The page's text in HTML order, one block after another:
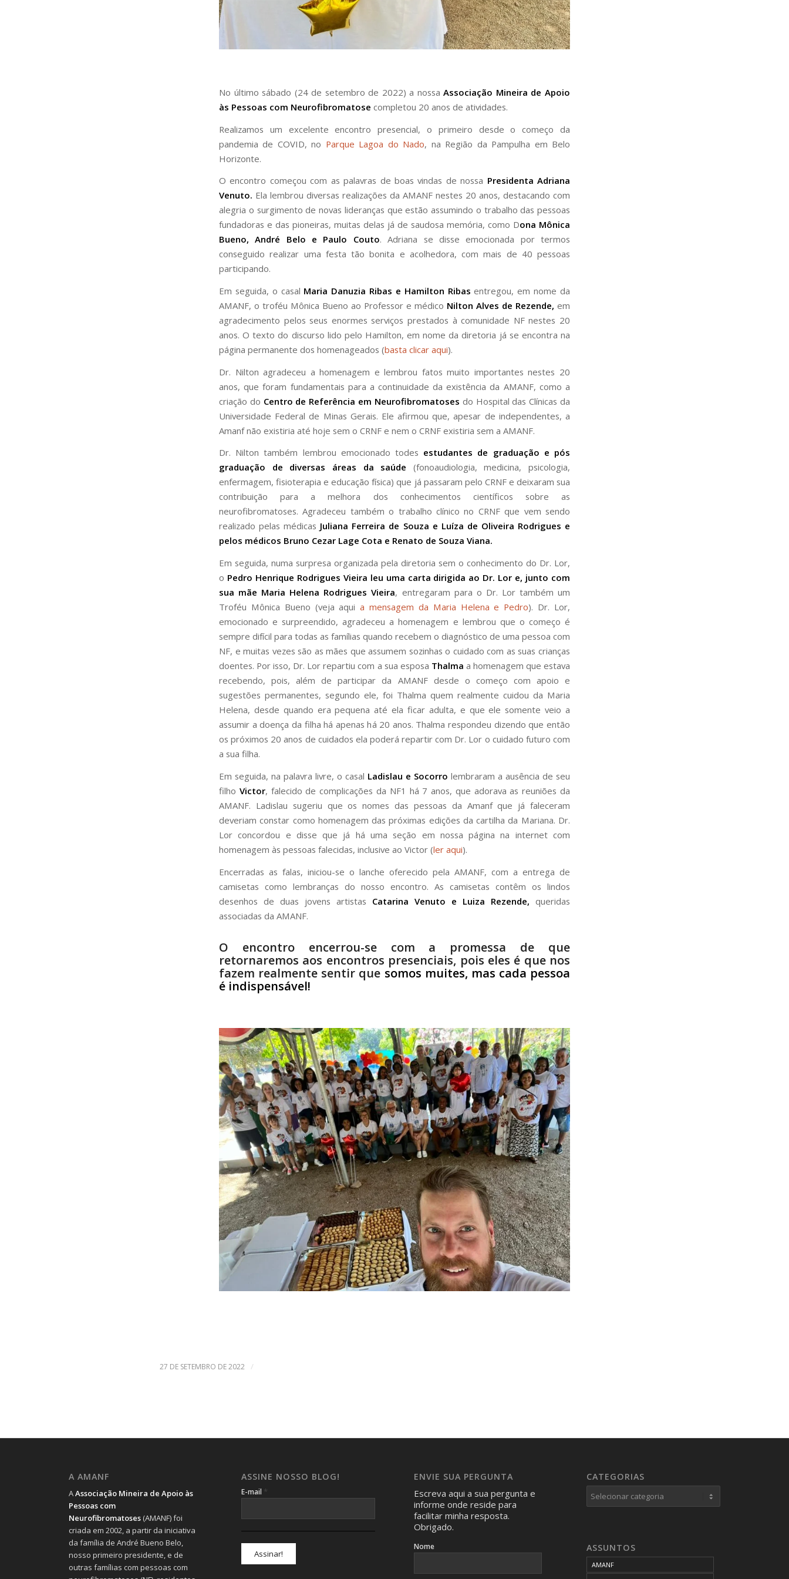
No último sábado (24 de setembro de 2022) a nossaAssociação Mineira de Apoio
às Pessoas com Neurofibromatose completou 20 anos de atividades.
Realizamos um excelente encontro presencial, o primeiro desde o começo da
pandemia de COVID, no Parque Lagoa do Nado, na Região da Pampulha em Belo
Horizonte.
O encontro começou com as palavras de boas vindas de nossa Presidenta Adriana
Venuto. Ela lembrou diversas realizações da AMANF nestes 20 anos, destacando com
alegria o surgimento de novas lideranças que estão assumindo o trabalho das pessoas
fundadoras e das pioneiras, muitas delas já de saudosa memória, como Dona Mônica
Bueno, André Belo e Paulo Couto. Adriana se disse emocionada por termos
conseguido realizar uma festa tão bonita e acolhedora, com mais de 40 pessoas
participando.
Em seguida, o casal Maria Danuzia Ribas e Hamilton Ribas entregou, em nome da
AMANF, o troféu Mônica Bueno ao Professor e médico Nilton Alves de Rezende, em
agradecimento pelos seus enormes serviços prestados à comunidade NF nestes 20
anos. O texto do discurso lido pelo Hamilton, em nome da diretoria já se encontra na
página permanente dos homenageados (basta clicar aqui).
Dr. Nilton agradeceu a homenagem e lembrou fatos muito importantes nestes 20
anos, que foram fundamentais para a continuidade da existência da AMANF, como a
criação do Centro de Referência em Neurofibromatoses do Hospital das Clínicas da
Universidade Federal de Minas Gerais. Ele afirmou que, apesar de independentes, a
Amanf não existiria até hoje sem o CRNF e nem o CRNF existiria sem a AMANF.
Dr. Nilton também lembrou emocionado todes estudantes de graduação e pós
graduação de diversas áreas da saúde (fonoaudiologia, medicina, psicologia,
enfermagem, fisioterapia e educação física) que já passaram pelo CRNF e deixaram sua
contribuição para a melhora dos conhecimentos científicos sobre as
neurofibromatoses. Agradeceu também o trabalho clínico no CRNF que vem sendo
realizado pelas médicas Juliana Ferreira de Souza e Luíza de Oliveira Rodrigues e
pelos médicos Bruno Cezar Lage Cota e Renato de Souza Viana.
Em seguida, numa surpresa organizada pela diretoria sem o conhecimento do Dr. Lor,
o Pedro Henrique Rodrigues Vieira leu uma carta dirigida ao Dr. Lor e, junto com
sua mãe Maria Helena Rodrigues Vieira, entregaram para o Dr. Lor também um
Troféu Mônica Bueno (veja aquia mensagem da Maria Helena e Pedro). Dr. Lor,
emocionado e surpreendido, agradeceu a homenagem e lembrou que o começo é
sempre difícil para todas as famílias quando recebem o diagnóstico de uma pessoa com
NF, e muitas vezes são as mães que assumem sozinhas o cuidado com as suas crianças
doentes. Por isso, Dr. Lor repartiu com a sua esposa Thalma a homenagem que estava
recebendo, pois, além de participar da AMANF desde o começo com apoio e
sugestões permanentes, segundo ele, foi Thalma quem realmente cuidou da Maria
Helena, desde quando era pequena até ela ficar adulta, e que ele somente veio a
assumir a doença da filha há apenas há 20 anos. Thalma respondeu dizendo que então
os próximos 20 anos de cuidados ela poderá repartir com Dr. Lor o cuidado futuro com
a sua filha.
Em seguida, na palavra livre, o casal Ladislau e Socorro lembraram a ausência de seu
filho Victor, falecido de complicações da NF1 há 7 anos, que adorava as reuniões da
AMANF. Ladislau sugeriu que os nomes das pessoas da Amanf que já faleceram
deveriam constar como homenagem das próximas edições da cartilha da Mariana. Dr.
Lor concordou e disse que já há uma seção em nossa página na internet com
homenagem às pessoas falecidas, inclusive ao Victor (ler aqui).
Encerradas as falas, iniciou-se o lanche oferecido pela AMANF, com a entrega de
camisetas como lembranças do nosso encontro. As camisetas contêm os lindos
desenhos de duas jovens artistas Catarina Venuto e Luiza Rezende, queridas
associadas da AMANF.
O encontro encerrou-se com a promessa de que
retornaremos aos encontros presenciais, pois eles é que nos
fazem realmente sentir que somos muites, mas cada pessoa
é indispensável!
27 DE SETEMBRO DE 2022 /
A AMANF
AAssociação Mineira de Apoio às
Pessoas com
Neurofibromatoses (AMANF) foi
criada em 2002, a partir da iniciativa
da família de André Bueno Belo,
nosso primeiro presidente, e de
outras famílias com pessoas com
ASSINE NOSSO BLOG!
E-mail *
ENVIE SUA PERGUNTA
Escreva aqui a sua pergunta e
informe onde reside para
facilitar minha resposta.
Obrigado.
Nome
CATEGORIAS
Categorias
ASSUNTOS
AMANF